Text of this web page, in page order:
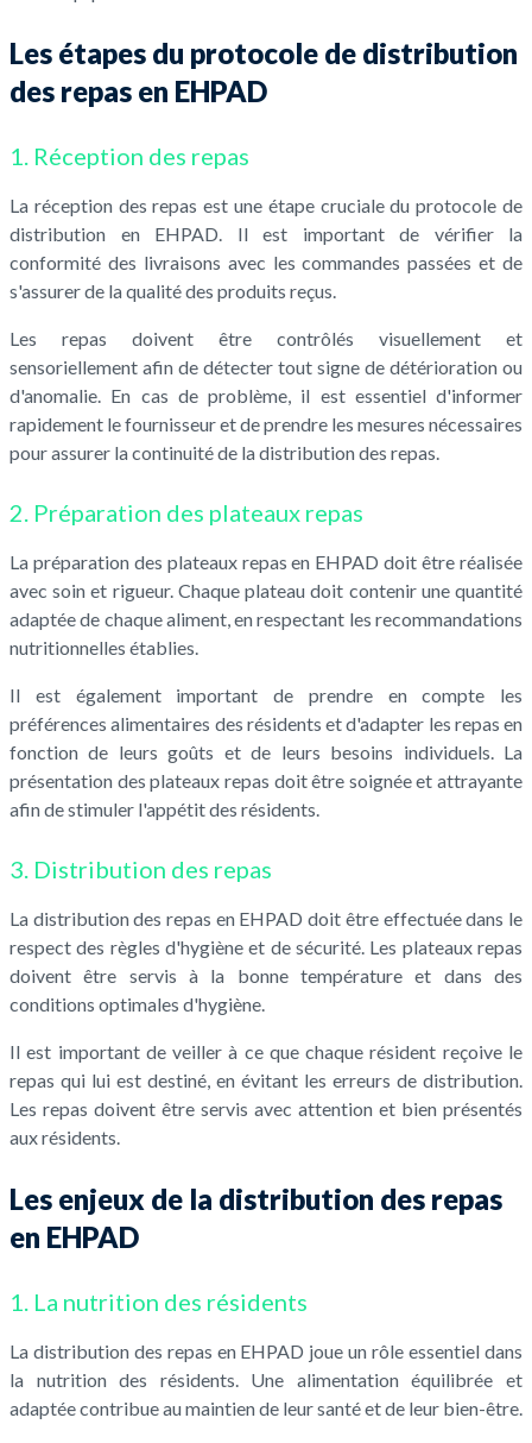
Les étapes du protocole de distribution
des repas en EHPAD
1. Réception des repas
La réception des repas est une étape cruciale du protocole de
distribution en EHPAD. Il est important de vérifier la
conformité des livraisons avec les commandes passées et de
s'assurer de la qualité des produits reçus.
Les repas doivent être contrôlés visuellement et
sensoriellement afin de détecter tout signe de détérioration ou
d'anomalie. En cas de problème, il est essentiel d'informer
rapidement le fournisseur et de prendre les mesures nécessaires
pour assurer la continuité de la distribution des repas.
2. Préparation des plateaux repas
La préparation des plateaux repas en EHPAD doit être réalisée
avec soin et rigueur. Chaque plateau doit contenir une quantité
adaptée de chaque aliment, en respectant les recommandations
nutritionnelles établies.
Il est également important de prendre en compte les
préférences alimentaires des résidents et d'adapter les repas en
fonction de leurs goûts et de leurs besoins individuels. La
présentation des plateaux repas doit être soignée et attrayante
afin de stimuler l'appétit des résidents.
3. Distribution des repas
La distribution des repas en EHPAD doit être effectuée dans le
respect des règles d'hygiène et de sécurité. Les plateaux repas
doivent être servis à la bonne température et dans des
conditions optimales d'hygiène.
Il est important de veiller à ce que chaque résident reçoive le
repas qui lui est destiné, en évitant les erreurs de distribution.
Les repas doivent être servis avec attention et bien présentés
aux résidents.
Les enjeux de la distribution des repas
en EHPAD
1. La nutrition des résidents
La distribution des repas en EHPAD joue un rôle essentiel dans
la nutrition des résidents. Une alimentation équilibrée et
adaptée contribue au maintien de leur santé et de leur bien-être.